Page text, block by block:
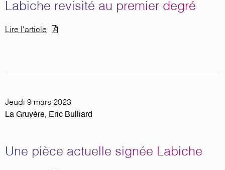
Labiche revisité au premier degré
Document
Lire l'article
Jeudi 9 mars 2023
La Gruyère, Eric Bulliard
Une pièce actuelle signée Labiche